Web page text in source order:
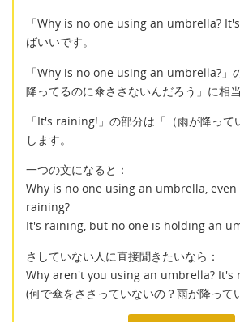
「Why is no one using an umbrella?
ばいいです。
「Why is no one using an umbrella?」
降ってるのに傘ささないんだろう」に相当
「It's raining!」の部分は「（雨が降って
します。
一つの文になると：
Why is no one using an umbrella,
raining?
It's raining, but no one is holding an
さしていない人に直接聞きたいなら：
Why aren't you using an umbrella? It's
(何で傘をささっていないの？雨が降って